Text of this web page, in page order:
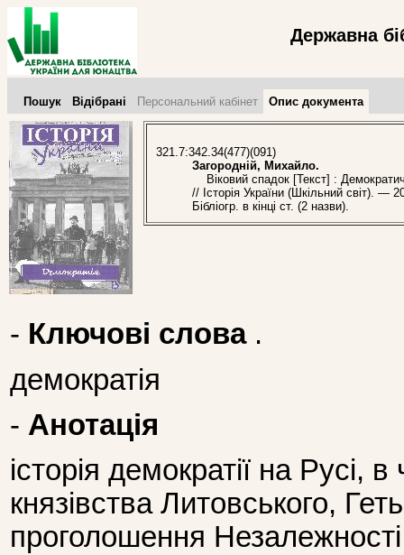
Державна
Пошук Відібрані Персональний кабінет Опис документа
321.7:342.34(477)(091)
Загородній, Михайло.
Віковий спадок [Текст] :
// Історія України (Шкільний
Бібліогр. в кінці ст. (2 назви).
- Ключові слова.
демократія
- Анотація
історія демократії на Русі,
князівства Литовського,
проголошення